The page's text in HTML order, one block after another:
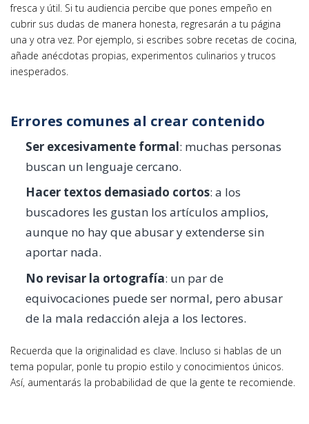
fresca y útil. Si tu audiencia percibe que pones empeño en
cubrir sus dudas de manera honesta, regresarán a tu página
una y otra vez. Por ejemplo, si escribes sobre recetas de cocina,
añade anécdotas propias, experimentos culinarios y trucos
inesperados.
Errores comunes al crear contenido
Ser excesivamente formal: muchas personas
buscan un lenguaje cercano.
Hacer textos demasiado cortos: a los
buscadores les gustan los artículos amplios,
aunque no hay que abusar y extenderse sin
aportar nada.
No revisar la ortografía: un par de
equivocaciones puede ser normal, pero abusar
de la mala redacción aleja a los lectores.
Recuerda que la originalidad es clave. Incluso si hablas de un
tema popular, ponle tu propio estilo y conocimientos únicos.
Así, aumentarás la probabilidad de que la gente te recomiende.